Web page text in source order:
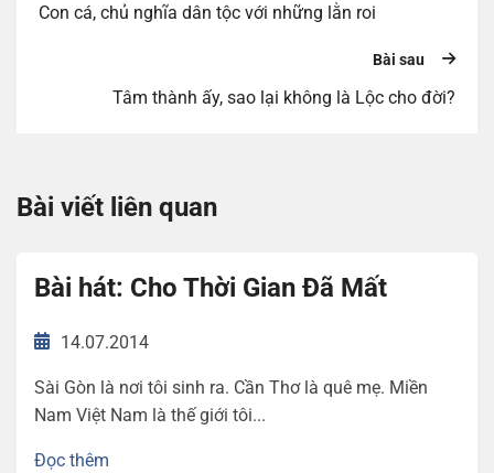
Con cá, chủ nghĩa dân tộc với những lằn roi
Bài sau
Tâm thành ấy, sao lại không là Lộc cho đời?
Bài viết liên quan
Bài hát: Cho Thời Gian Đã Mất
14.07.2014
Sài Gòn là nơi tôi sinh ra. Cần Thơ là quê mẹ. Miền
Nam Việt Nam là thế giới tôi...
Đọc thêm